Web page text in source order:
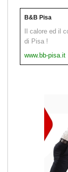
B&B Pisa
Il calore ed il
di Pisa !
www.bb-pisa.it